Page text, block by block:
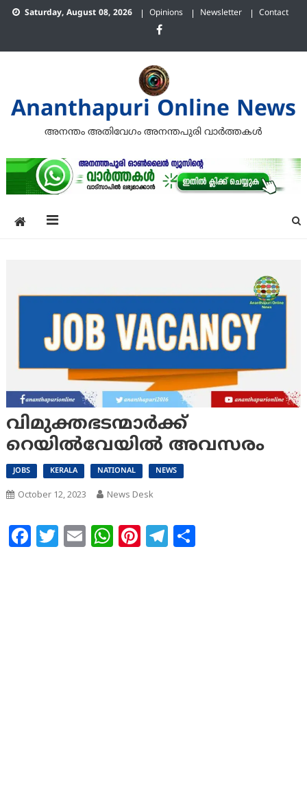
Skip Saturday, August 08, 2026 Opinions Newsletter Contact
Ananthapuri Online News
അനന്തം അതിവേഗം അനന്തപുരി വാര്‍ത്തകള്‍
വിമുക്തഭടന്മാർക്ക്
റെയിൽവേയിൽ അവസരം
JOBS KERALA NATIONAL NEWS
October 12, 2023 News Desk
Facebook
Twitter
EmailWhatsApp
Pinterest
Telegram
Share